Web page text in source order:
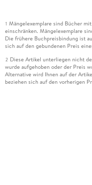
1 Mängelexemplare sind Bücher
einschränken. Mängelexemplare
Die frühere Buchpreisbindung ist
sich auf den gebundenen Preis
2 Diese Artikel unterliegen nicht
wurde aufgehoben oder der Preis
Alternative wird Ihnen auf der
beziehen sich auf den vorherigen